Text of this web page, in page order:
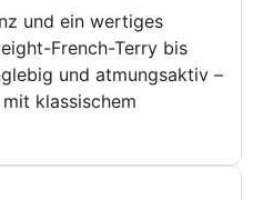
und ein wertiges
French-Terry bis
und atmungsaktiv –
klassischem